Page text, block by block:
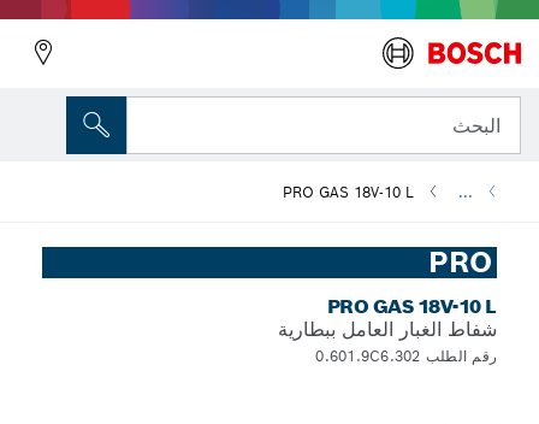
البحث
...
PRO GAS 18V-10 L
PRO
PRO GAS 18V-10 L
شفاط الغبار العامل ببطارية
رقم الطلب 0.601.9C6.302